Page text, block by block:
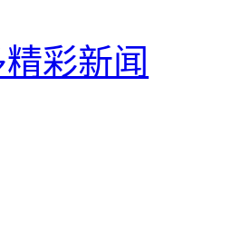
彩新闻